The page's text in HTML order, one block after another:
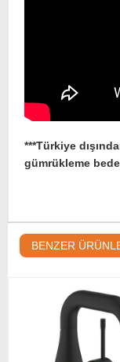
***Türkiye
gümrükleme
BENZER